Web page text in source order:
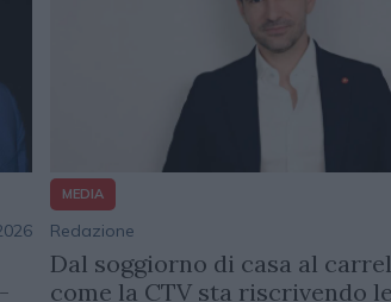
MEDIA
Redazione
Dal soggiorno di casa al
come la CTV sta riscrivendo